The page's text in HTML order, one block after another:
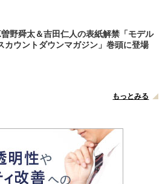
野舜太＆吉田仁人の表紙解禁「モデル
カウントダウンマガジン」巻頭に登場
もっとみる